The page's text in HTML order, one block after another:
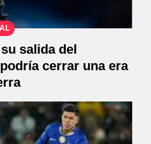
salida del
cerrar una era